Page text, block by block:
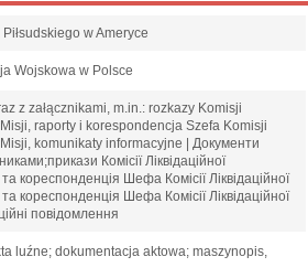
Piłsudskiego w Ameryce
Wojskowa w Polsce
z załącznikami, m.in.: rozkazy Komisji
raporty i korespondencja Szefa Komisji
komunikaty informacyjne | Документи
Комісії Ліквідаційної
та кореспонденція Шефа Комісії Ліквідаційної
та кореспонденція Шефа Комісії Ліквідаційної
повідомлення
luźne; dokumentacja aktowa; maszynopis,